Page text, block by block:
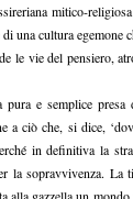
mitico-
una cultura egemone
le vie del pensiero,
e semplice
a ciò che, si dice,
in definitiva la
la sopravvivenza. La
alla gazzella un